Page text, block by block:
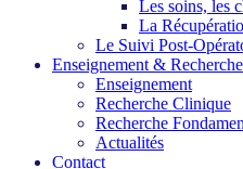
Les soins, les
La
Le Suivi Post-
Enseignement &
Enseignement
Recherche Clinique
Recherche
Actualités
Contact